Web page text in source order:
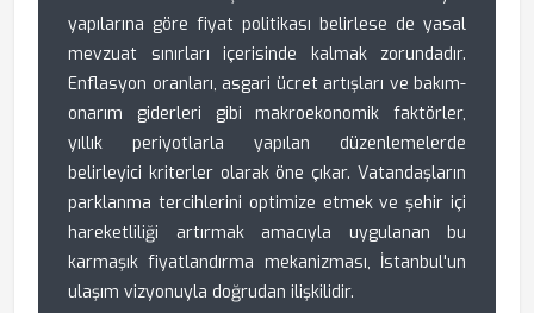
yapılarına göre fiyat politikası belirlese de yasal
mevzuat sınırları içerisinde kalmak zorundadır.
Enflasyon oranları, asgari ücret artışları ve bakım-
onarım giderleri gibi makroekonomik faktörler,
yıllık periyotlarla yapılan düzenlemelerde
belirleyici kriterler olarak öne çıkar. Vatandaşların
parklanma tercihlerini optimize etmek ve şehir içi
hareketliliği artırmak amacıyla uygulanan bu
karmaşık fiyatlandırma mekanizması, İstanbul'un
ulaşım vizyonuyla doğrudan ilişkilidir.